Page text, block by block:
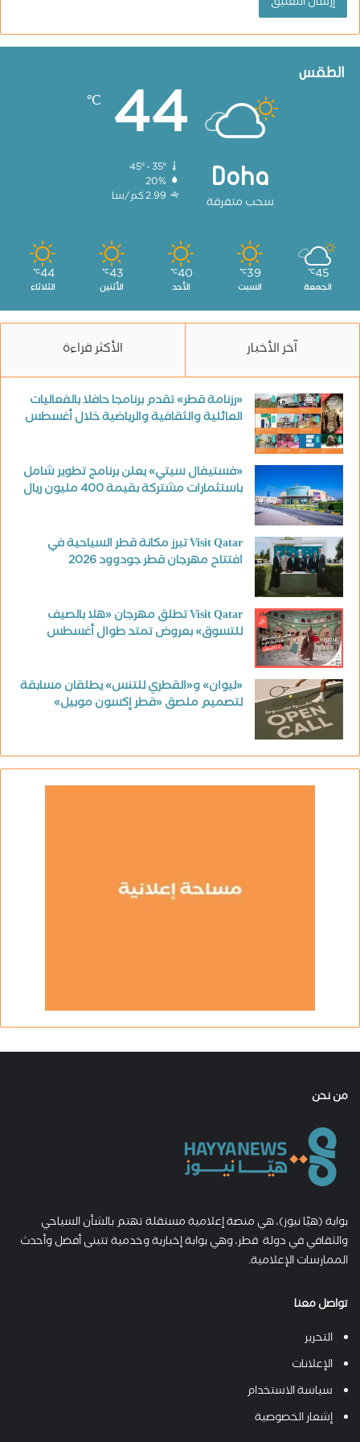
الطقس
Doha
سحب متفرقة
44
℃
20%
2.99 كم/سا
45
℃
الجمعة
39
℃
السبت
40
℃
الأحد
43
℃
الأثنين
44
℃
الثلاثاء
آخر الأخبار الأكثر قراءة
«رزنامة قطر» تقدم برنامجا حافلا بالفعاليات
العائلية والثقافية والرياضية خلال أغسطس
«فستيفال سيتي» يعلن برنامج تطوير شامل
باستثمارات مشتركة بقيمة 400 مليون ريال
Visit Qatar تبرز مكانة قطر السياحية في
افتتاح مهرجان قطر جودوود 2026
Visit Qatar تطلق مهرجان «هلا بالصيف
للتسوق» بعروض تمتد طوال أغسطس
«ليوان» و«القطري للتنس» يطلقان مسابقة
لتصميم ملصق «قطر إكسون موبيل»
من نحن
بوابة (هيّا نيوز)، هي منصة إعلامية مستقلة تهتم بالشأن السياحي
والثقافي في دولة قطر، وهي بوابة إخبارية وخدمية تتبنى أفضل وأحدث
الممارسات الإعلامية.
تواصل معنا
التحرير
الإعلانات
سياسة الاستخدام
إشعار الخصوصية